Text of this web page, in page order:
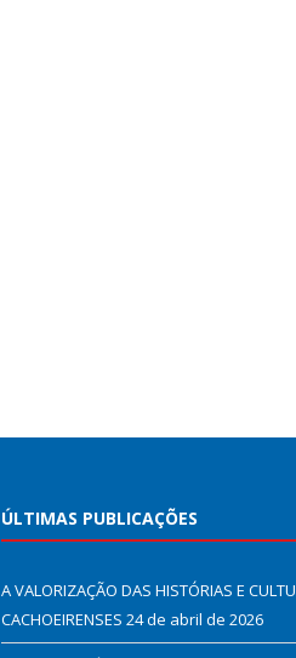
ÚLTIMAS PUBLICAÇÕES
A VALORIZAÇÃO DAS HISTÓRIAS E
CACHOEIRENSES 24 de abril de 2026